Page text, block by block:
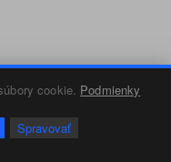
cookie. Podmienky
Spravovať